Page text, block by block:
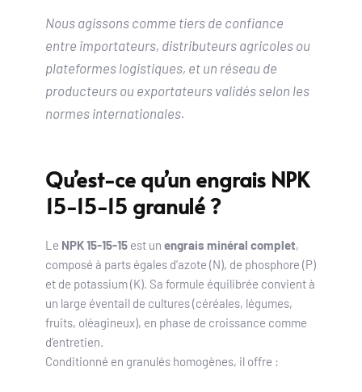
Nous agissons comme tiers de confiance
entre importateurs, distributeurs agricoles ou
plateformes logistiques, et un réseau de
producteurs ou exportateurs validés selon les
normes internationales.
Qu’est-ce qu’un engrais NPK
15-15-15 granulé ?
Le NPK 15-15-15 est un engrais minéral complet,
composé à parts égales d’azote (N), de phosphore (P)
et de potassium (K). Sa formule équilibrée convient à
un large éventail de cultures (céréales, légumes,
fruits, oléagineux), en phase de croissance comme
d’entretien.
Conditionné en granulés homogènes, il offre :